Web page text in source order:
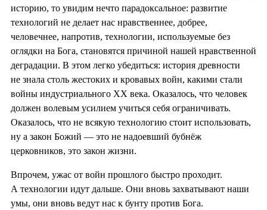
историю, то увидим нечто парадоксальное: развитие
технологий не делает нас нравственнее, добрее,
человечнее, напротив, технологии, используемые без
оглядки на Бога, становятся причиной нашей нравственной
деградации. В этом легко убедиться: история древности
не знала столь жестоких и кровавых войн, какими стали
войны индустриального XX века. Оказалось, что человек
должен волевым усилием учиться себя ограничивать.
Оказалось, что не всякую технологию стоит использовать,
ну а закон Божий — это не надоевший бубнёж
церковников, это закон жизни.
Впрочем, ужас от войн прошлого быстро проходит.
А технологии идут дальше. Они вновь захватывают наши
умы, они вновь ведут нас к бунту против Бога.